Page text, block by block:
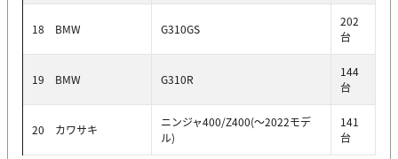
18 BMW G310GS
202
台
19 BMW G310R
144
台
20 カワサキ
ニンジャ400/Z400(〜2022モデ
ル)
141
台